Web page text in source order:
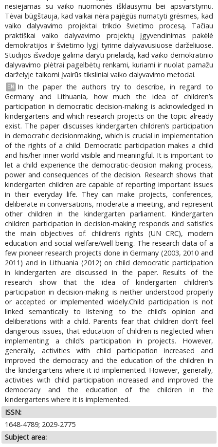
nesiejamas su vaiko nuomonės išklausymu bei apsvarstymu.
Tėvai būgštauja, kad vaikai nėra pajėgūs numatyti grėsmes, kad
vaiko dalyvavimo projektai trikdo švietimo procesą. Tačiau
praktiškai vaiko dalyvavimo projektų įgyvendinimas pakėlė
demokratijos ir švietimo lygį tyrime dalyvavusiuose darželiuose.
Studijos išvadoje galima daryti prielaidą, kad vaiko demokratinio
dalyvavimo plėtrai pagelbėtų renkami, kuriami ir nuolat pamažu
darželyje taikomi įvairūs tiksliniai vaiko dalyvavimo metodai.
EN
In the paper the authors try to describe, in regard to
Germany and Lithuania, how much the idea of children’s
participation in democratic decision-making is acknowledged in
kindergartens and which research projects on the topic already
exist. The paper discusses kindergarten children’s participation
in democratic decisionmaking, which is crucial in implementation
of the rights of a child. Democratic participation makes a child
and his/her inner world visible and meaningful. It is important to
let a child experience the democratic-decision making process,
power and consequences of the decision. Research shows that
kindergarten children are capable of reporting important issues
in their everyday life. They can make projects, conferences,
deliberate in conversations, moderate a meeting, and represent
other children in the kindergarten parliament. Kindergarten
children participation in decision-making responds and satisfies
the main objectives of: children’s rights (UN CRC), modern
education and social welfare/well-being. The research data of a
few pioneer research projects done in Germany (2003, 2010 and
2011) and in Lithuania (2012) on child democratic participation
in kindergarten are discussed in the paper. Results of the
research show that the idea of kindergarten children’s
participation in decision-making is neither understood properly
or accepted or implemented widely.Child participation is not
linked semantically to listening to the child’s opinion and
deliberations with a child. Parents fear that children don’t feel
dangerous issues, that education of children is neglected when
implementing a child’s participation in projects. However,
generally, activities with child participation increased and
improved the democracy and the education of the children in
the kindergartens where it id implemented. However, generally,
activities with child participation increased and improved the
democracy and the education of the children in the
kindergartens where it is implemented.
ISSN:
1648-4789; 2029-2775
Subject area: